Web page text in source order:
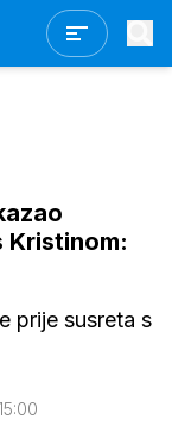
Kristinom:
prije susreta s